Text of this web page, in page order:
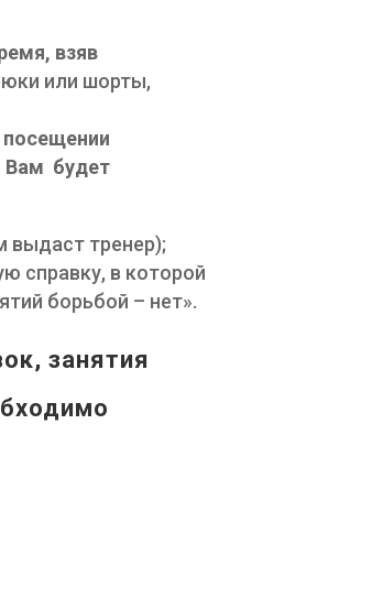
взяв
или шорты,
посещении
Вам будет
выдаст тренер);
справку, в которой
борьбой – нет».
занятия